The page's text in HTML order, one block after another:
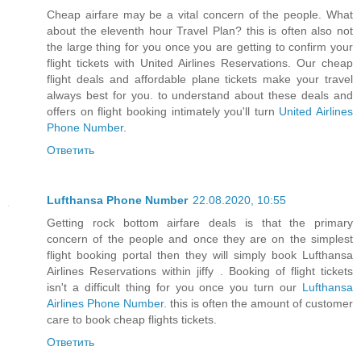
Cheap airfare may be a vital concern of the people. What
about the eleventh hour Travel Plan? this is often also not
the large thing for you once you are getting to confirm your
flight tickets with United Airlines Reservations. Our cheap
flight deals and affordable plane tickets make your travel
always best for you. to understand about these deals and
offers on flight booking intimately you'll turn United Airlines
Phone Number.
Ответить
Lufthansa Phone Number 22.08.2020, 10:55
Getting rock bottom airfare deals is that the primary
concern of the people and once they are on the simplest
flight booking portal then they will simply book Lufthansa
Airlines Reservations within jiffy . Booking of flight tickets
isn't a difficult thing for you once you turn our Lufthansa
Airlines Phone Number. this is often the amount of customer
care to book cheap flights tickets.
Ответить